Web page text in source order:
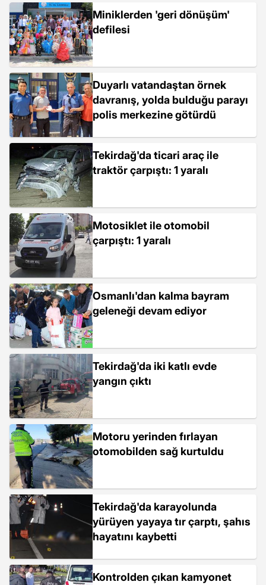
Miniklerden 'geri dönüşüm'
defilesi
Duyarlı vatandaştan örnek
davranış, yolda bulduğu parayı
polis merkezine götürdü
Tekirdağ'da ticari araç ile
traktör çarpıştı: 1 yaralı
Motosiklet ile otomobil
çarpıştı: 1 yaralı
Osmanlı'dan kalma bayram
geleneği devam ediyor
Tekirdağ'da iki katlı evde
yangın çıktı
Motoru yerinden fırlayan
otomobilden sağ kurtuldu
Tekirdağ'da karayolunda
yürüyen yayaya tır çarptı, şahıs
hayatını kaybetti
Kontrolden çıkan kamyonet